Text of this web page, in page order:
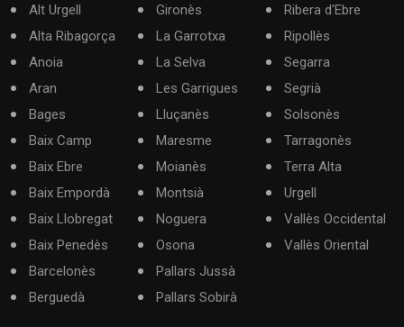
Alt Urgell
Alta Ribagorça
Anoia
Aran
Bages
Baix Camp
Baix Ebre
Baix Empordà
Baix Llobregat
Baix Penedès
Barcelonès
Berguedà
Gironès
La Garrotxa
La Selva
Les Garrigues
Lluçanès
Maresme
Moianès
Montsià
Noguera
Osona
Pallars Jussà
Pallars Sobirà
Ribera d'Ebre
Ripollès
Segarra
Segrià
Solsonès
Tarragonès
Terra Alta
Urgell
Vallès Occidental
Vallès Oriental